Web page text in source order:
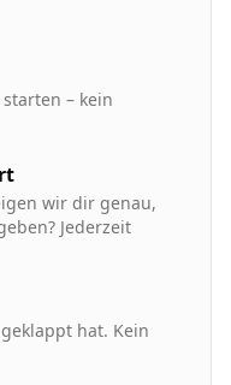
– kein
wir dir genau,
Jederzeit
hat. Kein